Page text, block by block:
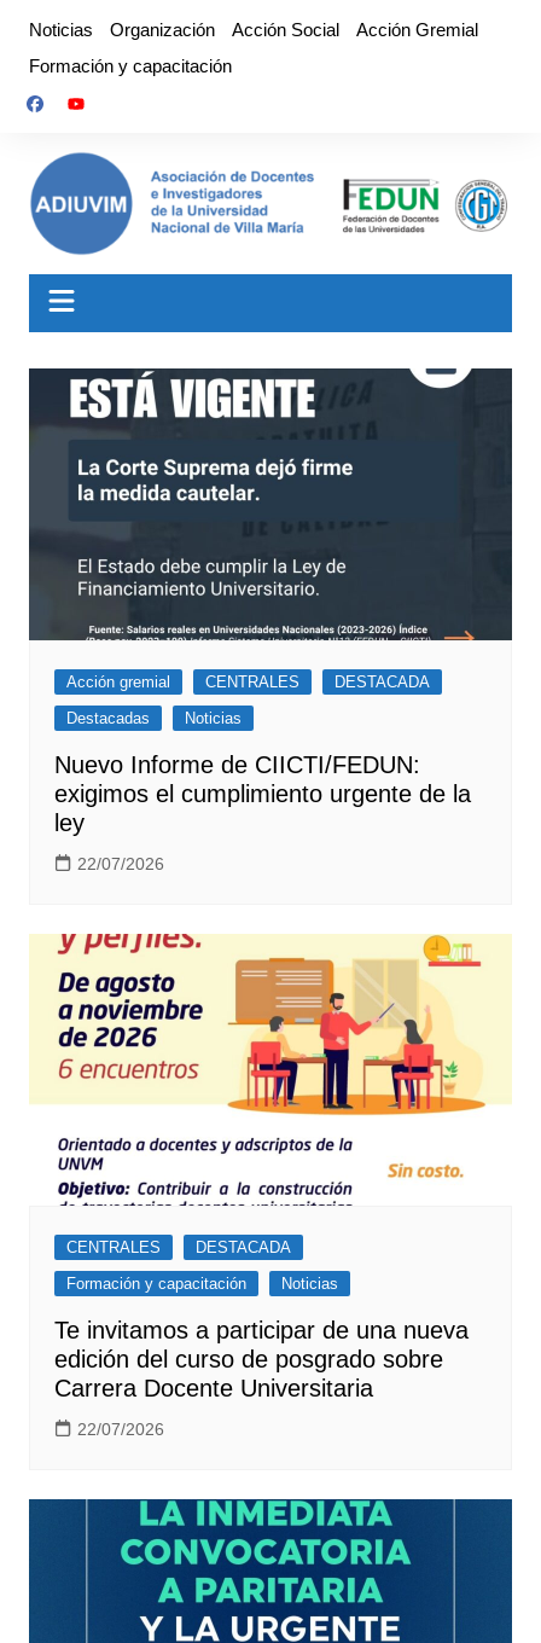
contenido
Noticias Organización Acción Social
Acción Gremial
Formación y capacitación
Acción gremial CENTRALES
DESTACADA
Destacadas
Noticias
Nuevo Informe de CIICTI/FEDUN:
exigimos el cumplimiento urgente de la
ley
22/07/2026
CENTRALES
DESTACADA
Formación y capacitación
Noticias
Te invitamos a participar de una nueva
edición del curso de posgrado sobre
Carrera Docente Universitaria
22/07/2026